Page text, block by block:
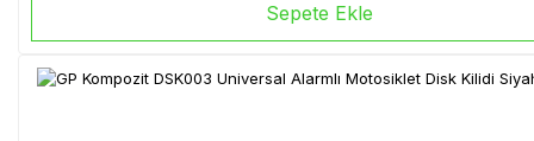
Sepete Ekle